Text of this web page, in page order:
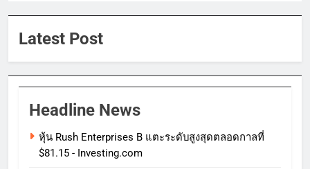
Latest Post
Headline News
หุ้น Rush Enterprises B แตะระดับสูงสุดตลอดกาลที่
$81.15 - Investing.com